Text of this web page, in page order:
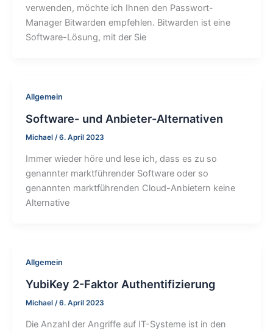
verwenden, möchte ich Ihnen den Passwort-
Manager Bitwarden empfehlen. Bitwarden ist eine
Software-Lösung, mit der Sie
Allgemein
Software- und Anbieter-Alternativen
Michael /6. April 2023
Immer wieder höre und lese ich, dass es zu so
genannter marktführender Software oder so
genannten marktführenden Cloud-Anbietern keine
Alternative
Allgemein
YubiKey 2-Faktor Authentifizierung
Michael /6. April 2023
Die Anzahl der Angriffe auf IT-Systeme ist in den